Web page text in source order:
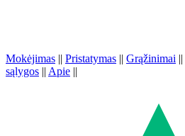
Mokėjimas || Pristatymas || Grąžinimai ||
sąlygos || Apie ||